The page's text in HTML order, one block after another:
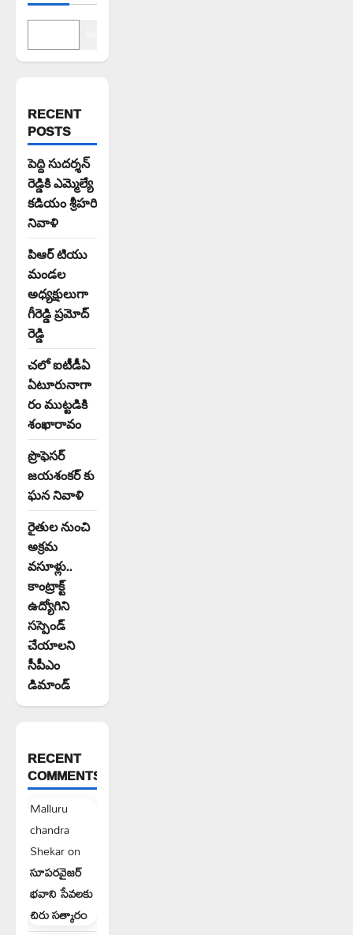
RECENT
POSTS
పెద్ది సుదర్శన్
రెడ్డికి ఎమ్మెల్యే
కడియం శ్రీహరి
నివాళి
పిఆర్ టియు
మండల
అధ్యక్షులుగా
గీరెడ్డి ప్రమోద్
రెడ్డి
చలో ఐటీడీఏ
ఏటూరునాగా
రం ముట్టడికి
శంఖారావం
ప్రొఫెసర్
జయశంకర్ కు
ఘన నివాళి
రైతుల నుంచి
అక్రమ
వసూళ్లు..
కాంట్రాక్ట్
ఉద్యోగిని
సస్పెండ్
చేయాలని
సీపీఎం
డిమాండ్
RECENT
COMMENTS
Malluru
chandra
Shekaron
సూపరవైజర్
భవాని సేవలకు
చిరు సత్కారం